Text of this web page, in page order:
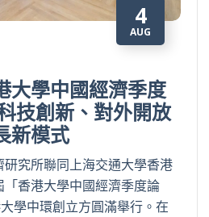
4
AUG
大學中國經濟季度
技創新、對外開放
新模式
究所聯同上海交通大學香港
香港大學中國經濟季度論
學中環創立方圓滿舉行。在